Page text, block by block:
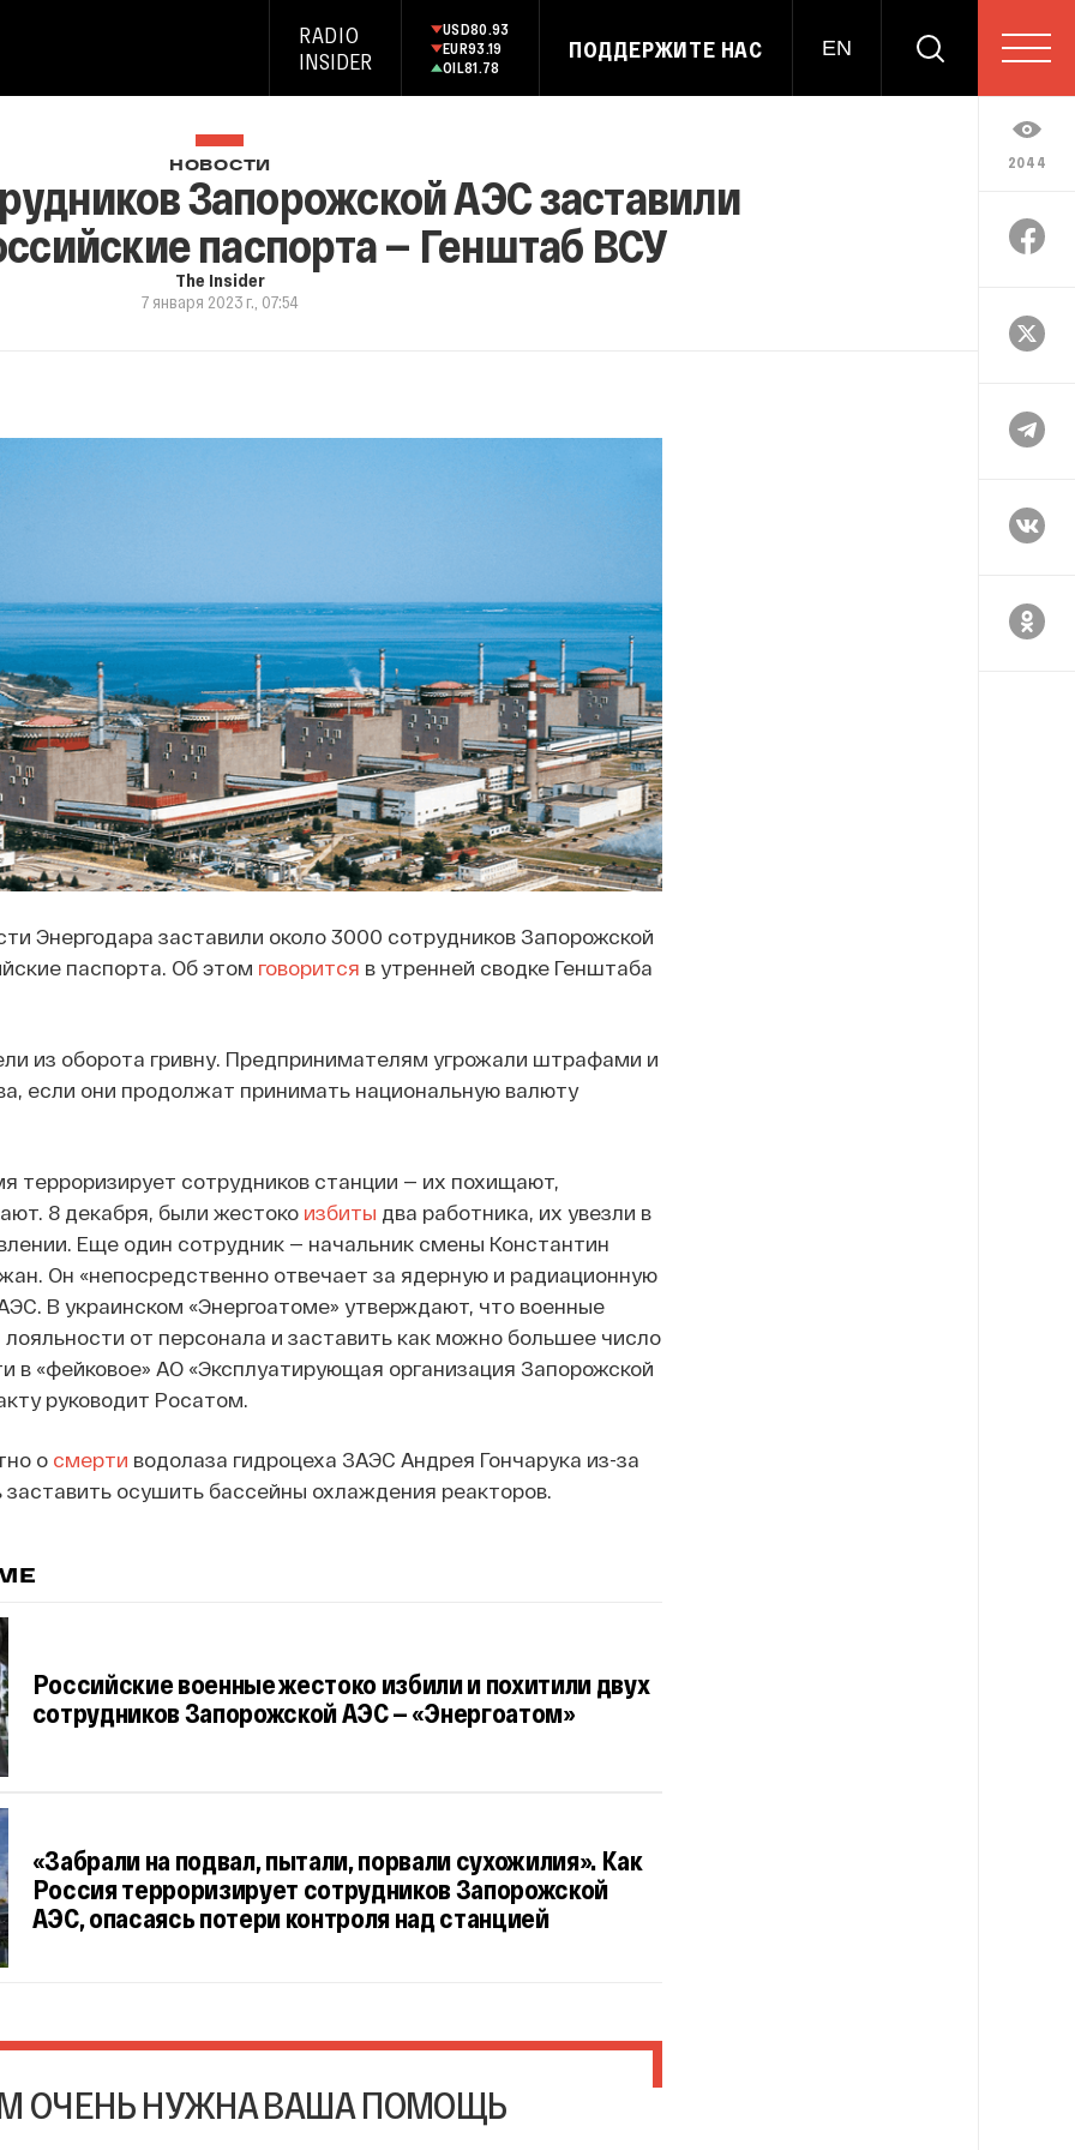
RADIO
INSIDER
USD80.93
EUR93.19
OIL81.78
ПОДДЕРЖИТЕ НАС EN
2044
НОВОСТИ
Запорожской АЭС заставили
паспорта — Генштаб ВСУ
The Insider
7 января 2023 г., 07:54
Энергодара заставили около 3000 сотрудников Запорожской
паспорта. Об этом говорится в утренней сводке Генштаба
из оборота гривну. Предпринимателям угрожали штрафами и
если они продолжат принимать национальную валюту
терроризирует сотрудников станции — их похищают,
8 декабря, были жестоко избиты два работника, их увезли в
Еще один сотрудник — начальник смены Константин
Он «непосредственно отвечает за ядерную и радиационную
В украинском «Энергоатоме» утверждают, что военные
от персонала и заставить как можно большее число
в «фейковое» АО «Эксплуатирующая организация Запорожской
руководит Росатом.
о смерти водолаза гидроцеха ЗАЭС Андрея Гончарука из-за
заставить осушить бассейны охлаждения реакторов.
Российские военные жестоко избили и похитили двух
сотрудников Запорожской АЭС — «Энергоатом»
«Забрали на подвал, пытали, порвали сухожилия». Как
Россия терроризирует сотрудников Запорожской
АЭС, опасаясь потери контроля над станцией
ОЧЕНЬ НУЖНА ВАША ПОМОЩЬ